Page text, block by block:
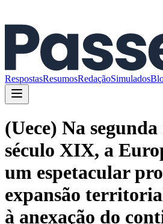
RespostasResumosRedaçãoSimulados
(Uece) Na
século XIX, a
um espetacular
expansão
à anexação do